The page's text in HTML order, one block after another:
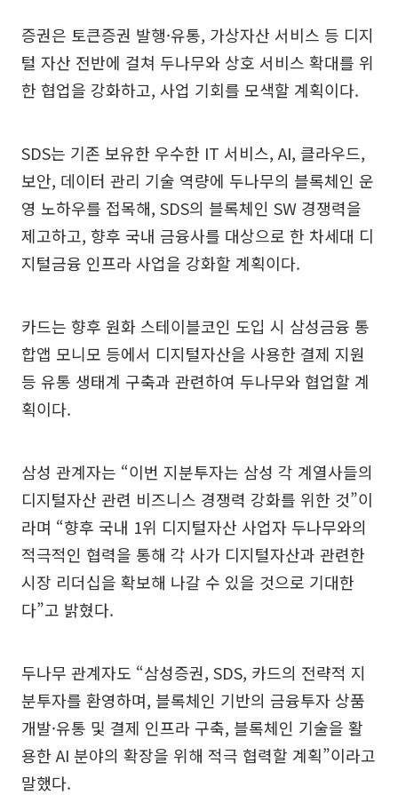
증권은 토큰증권 발행·유통, 가상자산 서비스 등 디지
털 자산 전반에 걸쳐 두나무와 상호 서비스 확대를 위
한 협업을 강화하고, 사업 기회를 모색할 계획이다.
SDS는 기존 보유한 우수한 IT 서비스, AI, 클라우드,
보안, 데이터 관리 기술 역량에 두나무의 블록체인 운
영 노하우를 접목해, SDS의 블록체인 SW 경쟁력을
제고하고, 향후 국내 금융사를 대상으로 한 차세대 디
지털금융 인프라 사업을 강화할 계획이다.
카드는 향후 원화 스테이블코인 도입 시 삼성금융 통
합앱 모니모 등에서 디지털자산을 사용한 결제 지원
등 유통 생태계 구축과 관련하여 두나무와 협업할 계
획이다.
삼성 관계자는 “이번 지분투자는 삼성 각 계열사들의
디지털자산 관련 비즈니스 경쟁력 강화를 위한 것”이
라며 “향후 국내 1위 디지털자산 사업자 두나무와의
적극적인 협력을 통해 각 사가 디지털자산과 관련한
시장 리더십을 확보해 나갈 수 있을 것으로 기대한
다”고 밝혔다.
두나무 관계자도 “삼성증권, SDS, 카드의 전략적 지
분투자를 환영하며, 블록체인 기반의 금융투자 상품
개발·유통 및 결제 인프라 구축, 블록체인 기술을 활
용한 AI 분야의 확장을 위해 적극 협력할 계획”이라고
말했다.